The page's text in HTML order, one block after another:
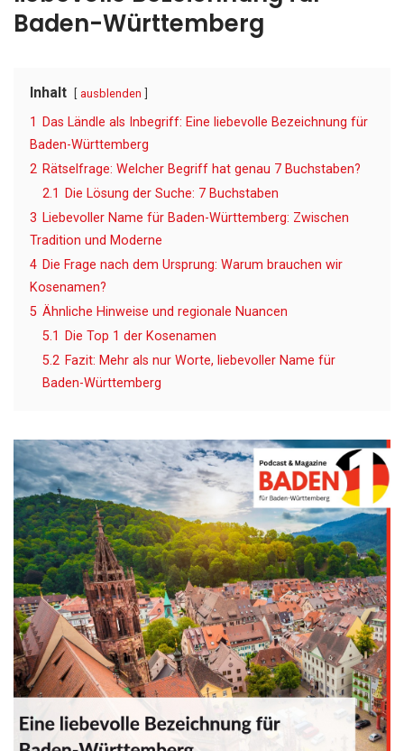
Baden-Württemberg
Inhalt ausblenden
1
Das Ländle als Inbegriff: Eine liebevolle Bezeichnung für
Baden-Württemberg
2 Rätselfrage: Welcher Begriff hat genau 7 Buchstaben?
2.1
Die Lösung der Suche: 7 Buchstaben
3 Liebevoller Name für Baden-Württemberg: Zwischen
Tradition und Moderne
4 Die Frage nach dem Ursprung: Warum brauchen wir
Kosenamen?
5 Ähnliche Hinweise und regionale Nuancen
5.1
Die Top 1 der Kosenamen
5.2 Fazit: Mehr als nur Worte, liebevoller Name für
Baden-Württemberg